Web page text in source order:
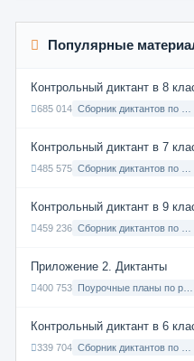
Популярные
Контрольный диктант в 8
685 014
Контрольный диктант в 7
485 575
Контрольный диктант в 9
459 236
Приложение 2. Диктанты
400 753
Контрольный диктант в 6
339 704